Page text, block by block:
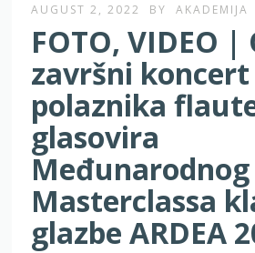
AUGUST 2, 2022 BY AKADEMIJA
FOTO, VIDEO |
završni koncert
polaznika
glasovira
Međunarodnog
Masterclassa
glazbe ARDEA